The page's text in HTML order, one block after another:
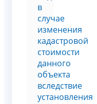
в
случае
изменения
кадастровой
стоимости
данного
объекта
вследствие
установления